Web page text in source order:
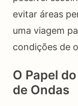
evitar áreas
uma viagem
condições de
O Papel
de Ondas